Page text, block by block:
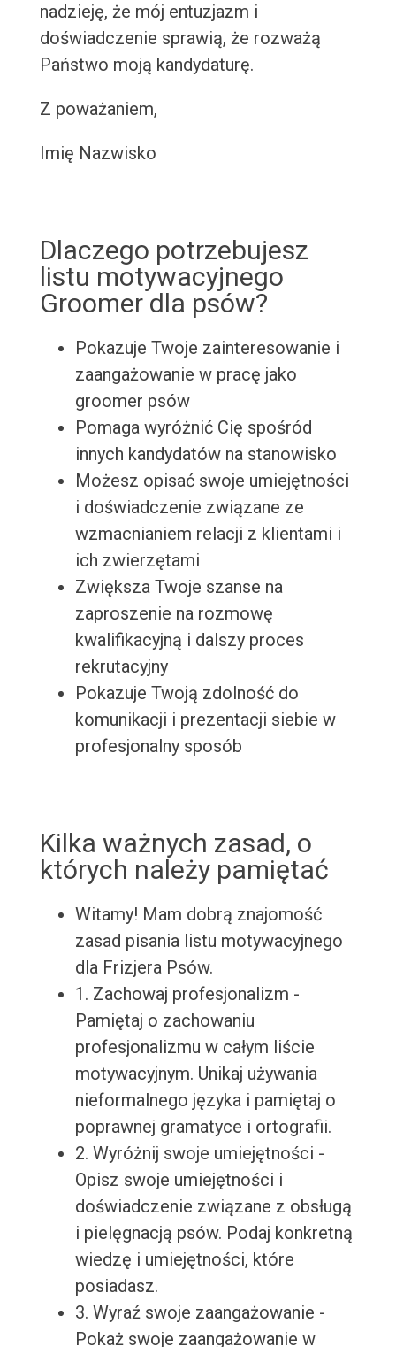
nadzieję, że mój entuzjazm i
doświadczenie sprawią, że rozważą
Państwo moją kandydaturę.
Z poważaniem,
Imię Nazwisko
Dlaczego potrzebujesz
listu motywacyjnego
Groomer dla psów?
Pokazuje Twoje zainteresowanie i
zaangażowanie w pracę jako
groomer psów
Pomaga wyróżnić Cię spośród
innych kandydatów na stanowisko
Możesz opisać swoje umiejętności
i doświadczenie związane ze
wzmacnianiem relacji z klientami i
ich zwierzętami
Zwiększa Twoje szanse na
zaproszenie na rozmowę
kwalifikacyjną i dalszy proces
rekrutacyjny
Pokazuje Twoją zdolność do
komunikacji i prezentacji siebie w
profesjonalny sposób
Kilka ważnych zasad, o
których należy pamiętać
Witamy! Mam dobrą znajomość
zasad pisania listu motywacyjnego
dla Frizjera Psów.
1. Zachowaj profesjonalizm -
Pamiętaj o zachowaniu
profesjonalizmu w całym liście
motywacyjnym. Unikaj używania
nieformalnego języka i pamiętaj o
poprawnej gramatyce i ortografii.
2. Wyróżnij swoje umiejętności -
Opisz swoje umiejętności i
doświadczenie związane z obsługą
i pielęgnacją psów. Podaj konkretną
wiedzę i umiejętności, które
posiadasz.
3. Wyraź swoje zaangażowanie -
Pokaż swoje zaangażowanie w